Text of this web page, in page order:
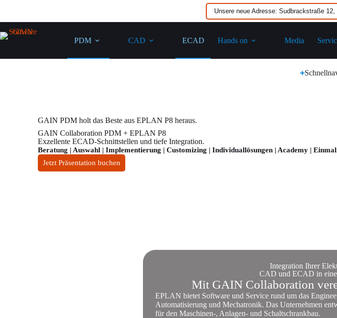
Unsere neue Adresse: Sudbrackstraße 12,
PDM CAD ECAD Hands on Media
GAIN PDM holt das Beste aus EPLAN P8 heraus.
GAIN Collaboration PDM + EPLAN P8
Exzellente ECAD-Schnittstellen und tiefe Integration.
Beratung | Auswahl | Implementierung | Customizing | Individuallösungen | Academy |
Jetzt Präsentation buchen
Integration Ihrer
CAD und ECAD in
Mit GAIN Collaboration
EPLAN bietet Software und Service rund um das
Automatisierung und Mechatronik. Das Unternehmen
für den Maschinen-, Anlagen- und Schaltschrankbau.